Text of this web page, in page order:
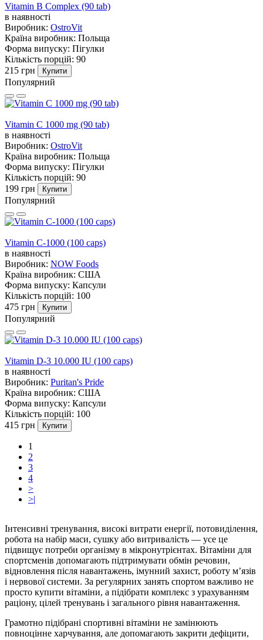
Vitamin B Complex (90 tab)
в наявності
Виробник: OstroVit
Країна виробник: Польща
Форма випуску: Пігулки
Кількість порцій: 90
215 грн
Купити
Популярний
Vitamin C 1000 mg (90 tab)
в наявності
Виробник: OstroVit
Країна виробник: Польща
Форма випуску: Пігулки
Кількість порцій: 90
199 грн
Купити
Популярний
Vitamin C-1000 (100 caps)
в наявності
Виробник: NOW Foods
Країна виробник: США
Форма випуску: Капсули
Кількість порцій: 100
475 грн
Купити
Популярний
Vitamin D-3 10.000 IU (100 caps)
в наявності
Виробник: Puritan's Pride
Країна виробник: США
Форма випуску: Капсули
Кількість порцій: 100
415 грн
Купити
1
2
3
4
>
>|
Інтенсивні тренування, високі витрати енергії, потовиділення,
робота на набір маси, сушку або витривалість — усе це
підвищує потреби організму в мікронутрієнтах. Вітаміни для
спортсменів допомагають підтримувати обмін речовин,
відновлення після навантажень, імунний захист, роботу м’язів
і нервової системи. За регулярних занять спортом важливо не
просто купити вітаміни, а підібрати комплекс з урахуванням
раціону, цілей тренувань і загального рівня навантаження.
Грамотно підібрані спортивні вітаміни не замінюють
повноцінне харчування, але допомагають закрити дефіцити,